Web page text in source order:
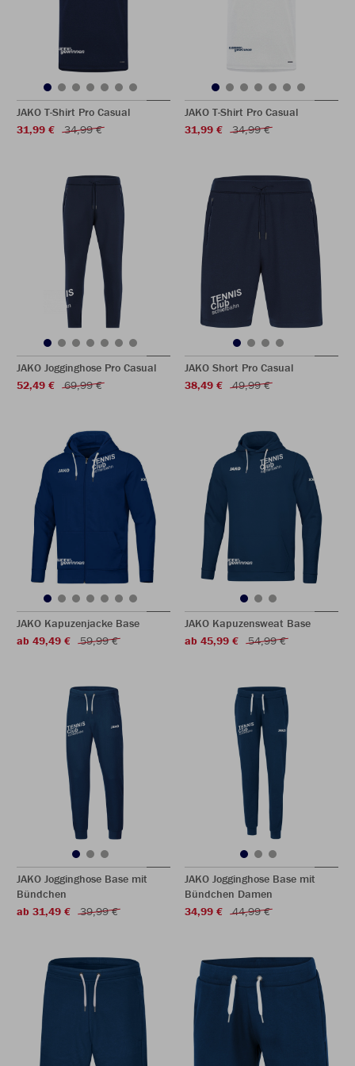
JAKO T-Shirt Pro Casual
31,99 €
34,99 €
JAKO T-Shirt Pro Casual
31,99 €
34,99 €
JAKO Jogginghose Pro Casual
52,49 €
69,99 €
JAKO Short Pro Casual
38,49 €
49,99 €
JAKO Kapuzenjacke Base
ab 49,49 €
59,99 €
JAKO Kapuzensweat Base
ab 45,99 €
54,99 €
JAKO Jogginghose Base mit
Bündchen
ab 31,49 €
39,99 €
JAKO Jogginghose Base mit
Bündchen Damen
34,99 €
44,99 €